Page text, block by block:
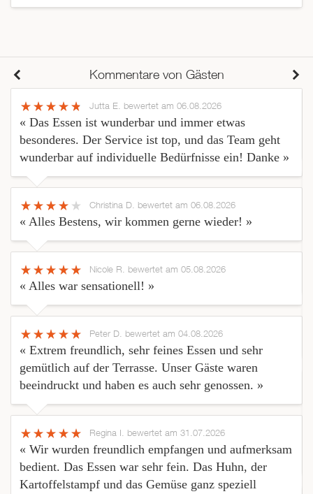
Kommentare von Gästen
Jutta E. bewertet am 06.08.2026
« Das Essen ist wunderbar und immer etwas
besonderes. Der Service ist top, und das Team geht
wunderbar auf individuelle Bedürfnisse ein! Danke »
Christina D. bewertet am 06.08.2026
« Alles Bestens, wir kommen gerne wieder! »
Nicole R. bewertet am 05.08.2026
« Alles war sensationell! »
Peter D. bewertet am 04.08.2026
« Extrem freundlich, sehr feines Essen und sehr
gemütlich auf der Terrasse. Unser Gäste waren
beeindruckt und haben es auch sehr genossen. »
Regina I. bewertet am 31.07.2026
« Wir wurden freundlich empfangen und aufmerksam
bedient. Das Essen war sehr fein. Das Huhn, der
Kartoffelstampf und das Gemüse ganz speziell